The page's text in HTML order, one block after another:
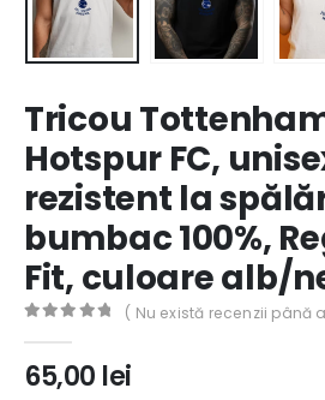
Tricou
Hotspur FC,
rezistent la
bumbac 100%,
Fit, culoare alb/
( Nu există recenzii până
65,00 lei